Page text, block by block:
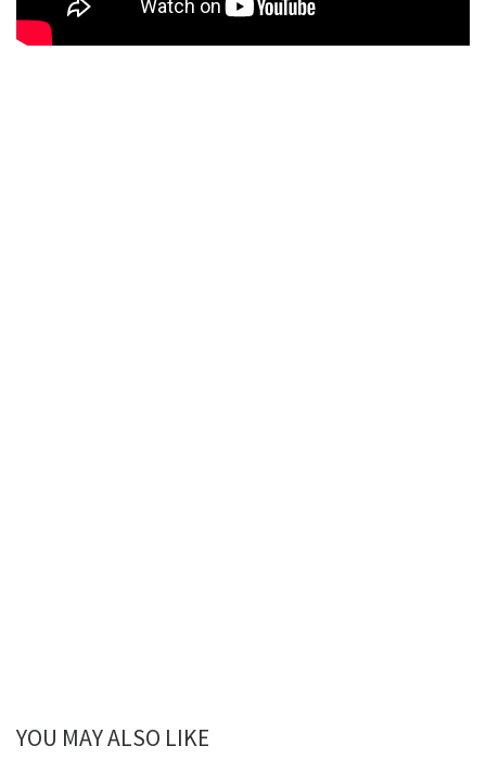
YOU MAY ALSO LIKE